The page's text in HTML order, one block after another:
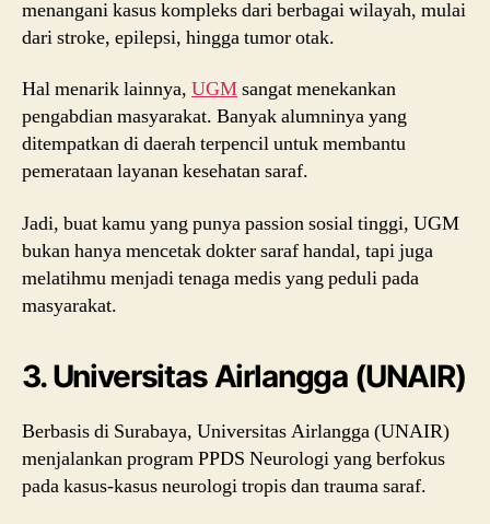
menangani kasus kompleks dari berbagai wilayah, mulai
dari stroke, epilepsi, hingga tumor otak.
Hal menarik lainnya, UGMsangat menekankan
pengabdian masyarakat. Banyak alumninya yang
ditempatkan di daerah terpencil untuk membantu
pemerataan layanan kesehatan saraf.
Jadi, buat kamu yang punya passion sosial tinggi, UGM
bukan hanya mencetak dokter saraf handal, tapi juga
melatihmu menjadi tenaga medis yang peduli pada
masyarakat.
3. Universitas Airlangga (UNAIR)
Berbasis di Surabaya, Universitas Airlangga (UNAIR)
menjalankan program PPDS Neurologi yang berfokus
pada kasus-kasus neurologi tropis dan trauma saraf.